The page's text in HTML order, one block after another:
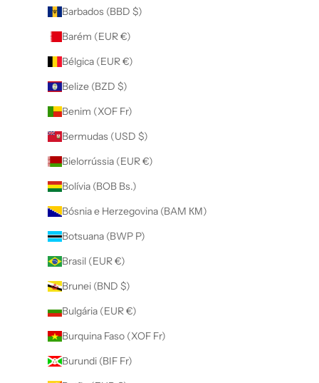
Barbados (BBD $)
Barém (EUR €)
Bélgica (EUR €)
Belize (BZD $)
Benim (XOF Fr)
Bermudas (USD $)
Bielorrússia (EUR €)
Bolívia (BOB Bs.)
Bósnia e Herzegovina (BAM КМ)
Botsuana (BWP P)
Brasil (EUR €)
Brunei (BND $)
Bulgária (EUR €)
Burquina Faso (XOF Fr)
Burundi (BIF Fr)